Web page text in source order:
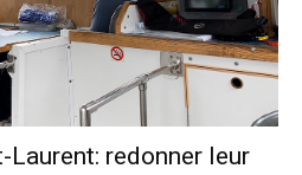
Laurent: redonner leur